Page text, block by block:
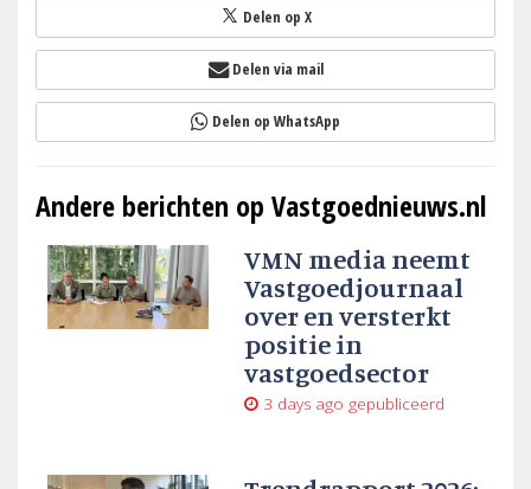
Delen op X
Delen via mail
Delen op WhatsApp
Andere berichten op Vastgoednieuws.nl
VMN media neemt
Vastgoedjournaal
over en versterkt
positie in
vastgoedsector
3 days ago gepubliceerd